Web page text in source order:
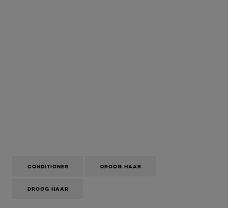
CONDITIONER DROOG HAAR
DROOG HAAR